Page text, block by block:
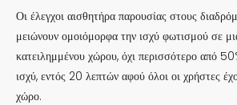
Οι έλεγχοι αισθητήρα παρουσίας στους
μειώνουν ομοιόμορφα την ισχύ φωτισμού σε
κατειλημμένου χώρου, όχι περισσότερο από
ισχύ, εντός 20 λεπτών αφού όλοι οι χρήστες
χώρο.